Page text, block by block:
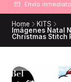
Envío
Home
KITS
Imágenes Natal
Christmas Stitch